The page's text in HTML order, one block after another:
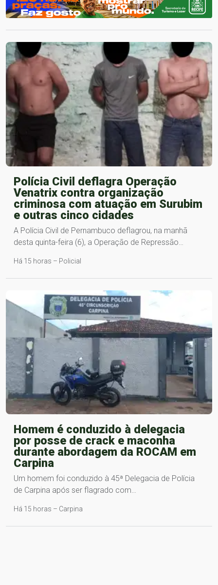
Polícia Civil deflagra Operação
Venatrix contra organização
criminosa com atuação em Surubim
e outras cinco cidades
A Polícia Civil de Pernambuco deflagrou, na manhã
desta quinta-feira (6), a Operação de Repressão…
Há 15 horas – Policial
Homem é conduzido à delegacia
por posse de crack e maconha
durante abordagem da ROCAM em
Carpina
Um homem foi conduzido à 45ª Delegacia de Polícia
de Carpina após ser flagrado com…
Há 15 horas – Carpina